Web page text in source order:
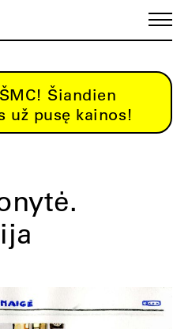
Šiandien
už pusę kainos!